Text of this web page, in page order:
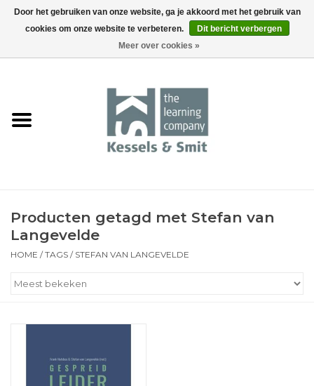
0 Artikelen - €0,00
Producten getagd met Stefan van
Langevelde
HOME /TAGS / STEFAN VAN LANGEVELDE
Door het gebruiken van onze website, ga je akkoord met het gebruik van
cookies om onze website te verbeteren.
Dit bericht verbergen
Meer over cookies »